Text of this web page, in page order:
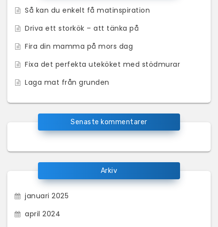
Så kan du enkelt få matinspiration
Driva ett storkök – att tänka på
Fira din mamma på mors dag
Fixa det perfekta uteköket med stödmurar
Laga mat från grunden
Senaste kommentarer
Arkiv
januari 2025
april 2024